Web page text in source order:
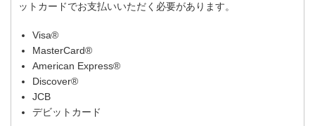
ットカードでお支払いいただく必要があります。
Visa®
MasterCard®
American Express®
Discover®
JCB
デビットカード